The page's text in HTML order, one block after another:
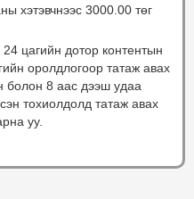
хэтэвчнээс 3000.00 төг
цагийн дотор контентын
оролдлогоор татаж авах
болон 8 аас дээш удаа
тохиолдолд татаж авах
уу.